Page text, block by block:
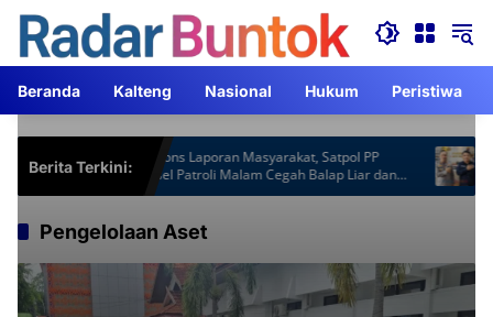
Langsung
konten
Beranda Kalteng Nasional Hukum Peristiwa
Berita Terkini:Respons Laporan Masyarakat, Satpol PP
Barsel Patroli Malam Cegah Balap Liar dan
Knalpot Brong
ACJA
Pengelolaan Aset